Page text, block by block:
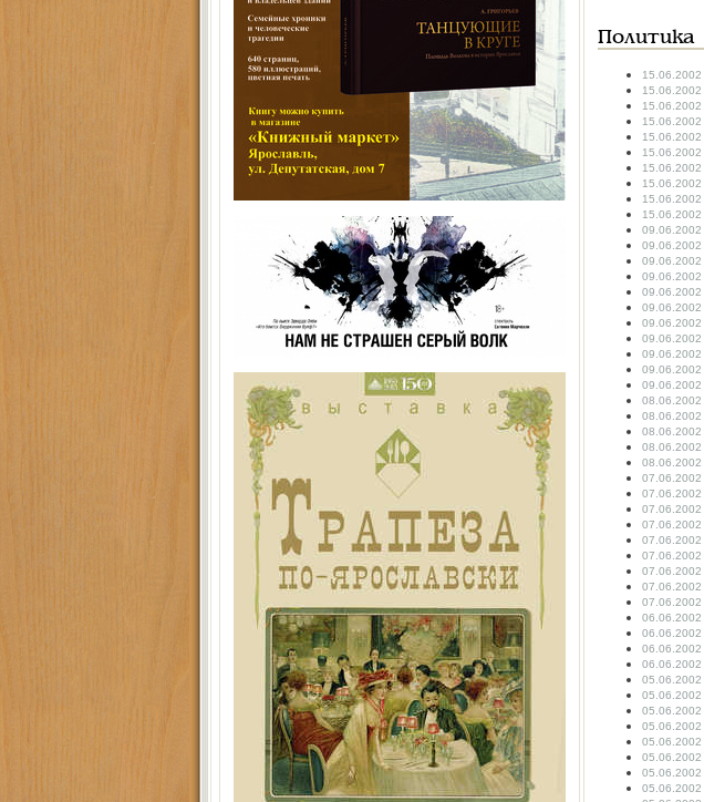
Политика
15.06.2002
15.06.2002
15.06.2002
15.06.2002
15.06.2002
15.06.2002
15.06.2002
15.06.2002
15.06.2002
15.06.2002
09.06.2002
09.06.2002
09.06.2002
09.06.2002
09.06.2002
09.06.2002
09.06.2002
09.06.2002
09.06.2002
09.06.2002
09.06.2002
08.06.2002
08.06.2002
08.06.2002
08.06.2002
08.06.2002
07.06.2002
07.06.2002
07.06.2002
07.06.2002
07.06.2002
07.06.2002
07.06.2002
07.06.2002
07.06.2002
06.06.2002
06.06.2002
06.06.2002
06.06.2002
05.06.2002
05.06.2002
05.06.2002
05.06.2002
05.06.2002
05.06.2002
05.06.2002
05.06.2002